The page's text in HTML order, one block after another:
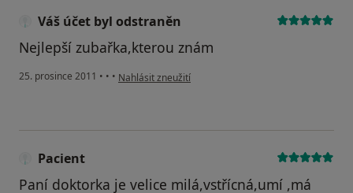
Váš účet byl odstraněn
Nejlepší zubařka,kterou znám
25. prosince 2011 • • • podle názoru uživatele Váš účet byl odstraněn
Nahlásit zneužití
Pacient
Paní doktorka je velice milá,vstřícná,umí ,má